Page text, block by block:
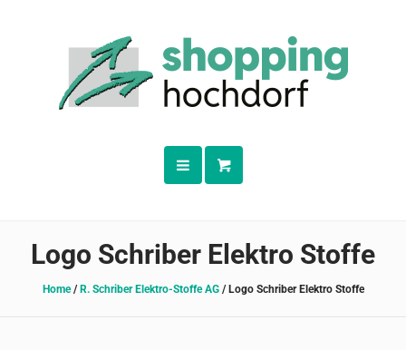
Logo Schriber Elektro Stoffe
Home / R. Schriber Elektro-Stoffe AG / Logo Schriber Elektro Stoffe